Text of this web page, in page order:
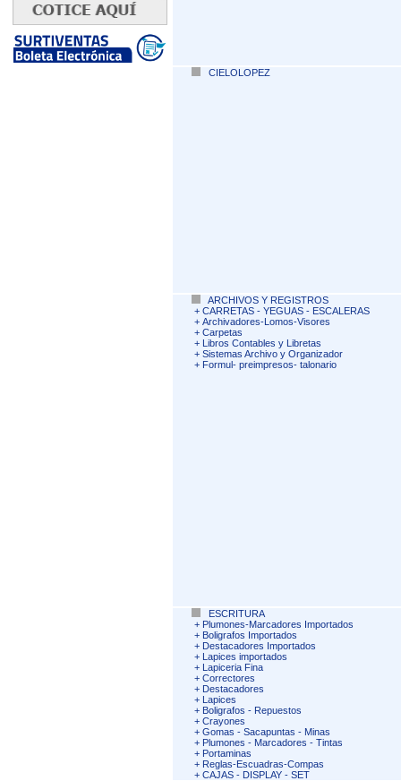
CIELOLOPEZ
ARCHIVOS Y REGISTROS
+ CARRETAS - YEGUAS - ESCALERAS
+ Archivadores-Lomos-Visores
+ Carpetas
+ Libros Contables y Libretas
+ Sistemas Archivo y Organizador
+ Formul- preimpresos- talonario
ESCRITURA
+ Plumones-Marcadores Importados
+ Boligrafos Importados
+ Destacadores Importados
+ Lapices importados
+ Lapiceria Fina
+ Correctores
+ Destacadores
+ Lapices
+ Boligrafos - Repuestos
+ Crayones
+ Gomas - Sacapuntas - Minas
+ Plumones - Marcadores - Tintas
+ Portaminas
+ Reglas-Escuadras-Compas
+ CAJAS - DISPLAY - SET